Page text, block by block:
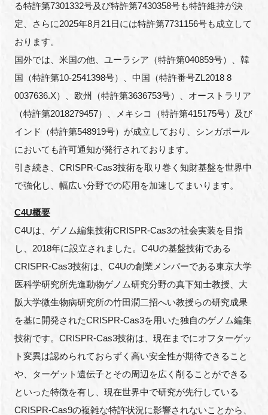
FAQ
イベントお知らせメール登録
閉じる
る特許第7301332号及び特許第7430358号も特許維持が決
定、さらに2025年8月21日には特許第7731156号も成立して
おります。
国外では、米国の他、ユーラシア（特許第040859号）、韓
国（特許第10-2541398号）、中国（特許番号ZL2018 8
0037636.X）、欧州（特許第3636753号）、オーストラリア
（特許第2018279457）、メキシコ（特許第415175号）及び
インド（特許第548919号）が成立しており、シンガポール
においても許可通知が発行されております。
引き続き、CRISPR-Cas3技術を取り巻く知財基盤を世界中
で強化し、幅広い分野での応用を加速してまいります。
C4U概要
C4Uは、ゲノム編集技術CRISPR-Cas3の社会実装を目指
し、2018年に設立されました。C4Uの基盤技術である
CRISPR-Cas3技術は、C4Uの創業メンバーである東京大学
医科学研究所先進動物ゲノム研究分野の真下知士教授、大
阪大学微生物病研究所の竹田潤二招へい教授らの研究成果
を基に開発されたCRISPR-Cas3を用いた独自のゲノム編集
技術です。CRISPR-Cas3技術は、現在までにオフターゲッ
ト変異は認められておらずく高い安全性が期待できること
や、ターゲット遺伝子とその周辺を広く削ることができる
といった特徴を有し、現在世界中で研究が先行している
CRISPR-Cas9の複雑な特許状況に影響されないことから、